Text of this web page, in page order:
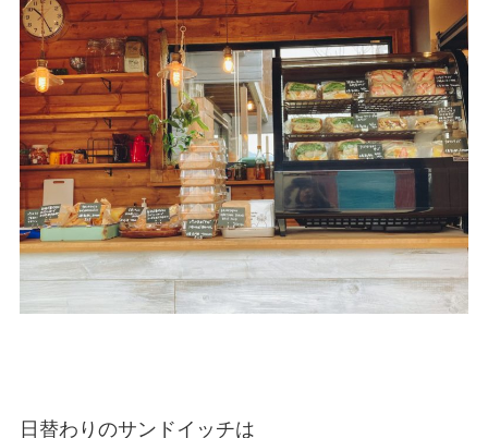
日替わりのサンドイッチは